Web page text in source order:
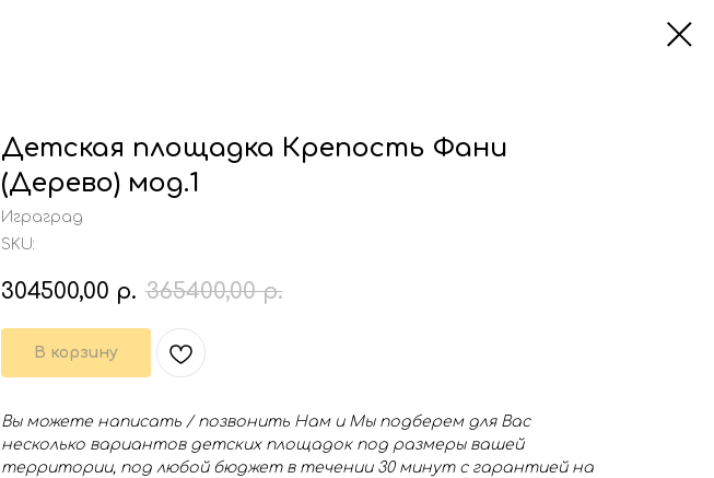
Детская площадка Крепость Фани
(Дерево) мод.1
Играград
SKU:
304500,00 р. 365400,00 р.
В корзину
Вы можете написать / позвонить Нам и Мы подберем для Вас
несколько вариантов детских площадок под размеры вашей
территории, под любой бюджет в течении 30 минут с гарантией на